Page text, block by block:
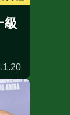
級